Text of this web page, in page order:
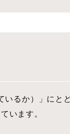
るか）」にと
います。